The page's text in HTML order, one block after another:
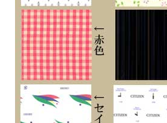
■電波機能：日本全国対応
■カーフバンド
■美錠タイプ
■光発電
■ソーラー発電2年（パワーセーブ作動時）
■月差±15秒（非受信時）
■５気圧防水
■ステンレススチールケース
■サファイアガラス
■カレンダー（日付）機能
■幅37.2mm×厚み8.4mm
■受信局自動選択機能